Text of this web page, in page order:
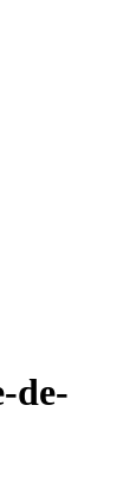
de-